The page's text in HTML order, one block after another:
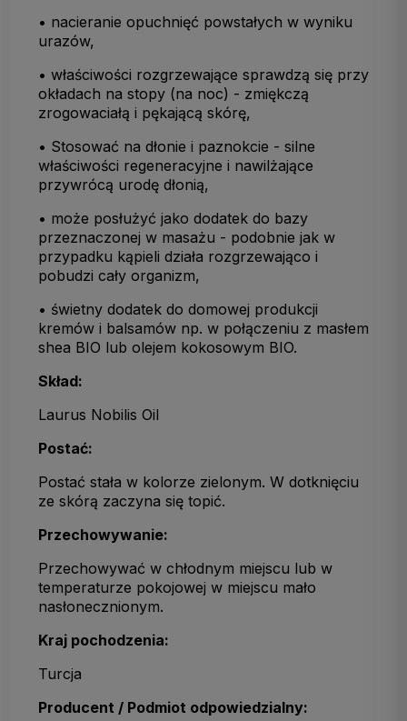
• nacieranie opuchnięć powstałych w wyniku
urazów,
• właściwości rozgrzewające sprawdzą się przy
okładach na stopy (na noc) - zmiękczą
zrogowaciałą i pękającą skórę,
• Stosować na dłonie i paznokcie - silne
właściwości regeneracyjne i nawilżające
przywrócą urodę dłonią,
• może posłużyć jako dodatek do bazy
przeznaczonej w masażu - podobnie jak w
przypadku kąpieli działa rozgrzewająco i
pobudzi cały organizm,
• świetny dodatek do domowej produkcji
kremów i balsamów np. w połączeniu z masłem
shea BIO lub olejem kokosowym BIO.
Skład:
Laurus Nobilis Oil
Postać:
Postać stała w kolorze zielonym. W dotknięciu
ze skórą zaczyna się topić.
Przechowywanie:
Przechowywać w chłodnym miejscu lub w
temperaturze pokojowej w miejscu mało
nasłonecznionym.
Kraj pochodzenia:
Turcja
Producent / Podmiot odpowiedzialny: